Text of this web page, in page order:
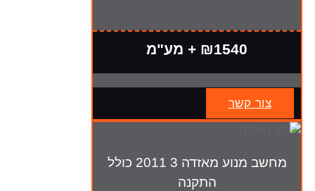
₪1540 + מע"מ
צור קשר
מחשב מנוע מאזדה 3 2011 כולל
התקנה